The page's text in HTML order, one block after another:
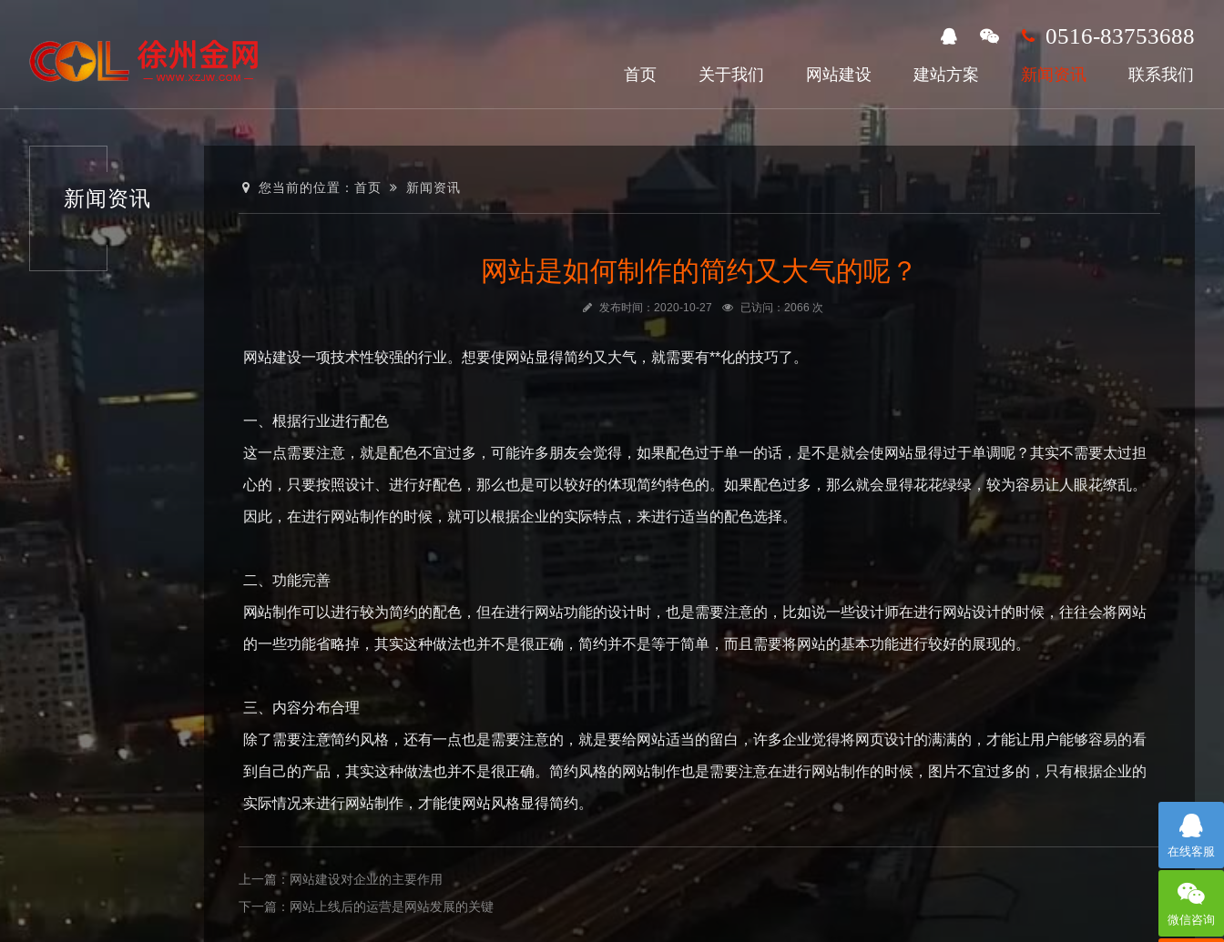
0516-83753688
首页 关于我们 网站建设 建站方案 新闻资讯 联系我们
新闻资讯 您当前的位置：首页 新闻资讯
网站是如何制作的简约又大气的呢？
发布时间：2020-10-27 已访问：2066 次
网站建设一项技术性较强的行业。想要使网站显得简约又大气，就需要有**化的技巧了。
一、根据行业进行配色
这一点需要注意，就是配色不宜过多，可能许多朋友会觉得，如果配色过于单一的话，是不是就会使网站显得过于单调呢？其实不需要太过担
心的，只要按照设计、进行好配色，那么也是可以较好的体现简约特色的。如果配色过多，那么就会显得花花绿绿，较为容易让人眼花缭乱。
因此，在进行网站制作的时候，就可以根据企业的实际特点，来进行适当的配色选择。
二、功能完善
网站制作可以进行较为简约的配色，但在进行网站功能的设计时，也是需要注意的，比如说一些设计师在进行网站设计的时候，往往会将网站
的一些功能省略掉，其实这种做法也并不是很正确，简约并不是等于简单，而且需要将网站的基本功能进行较好的展现的。
三、内容分布合理
除了需要注意简约风格，还有一点也是需要注意的，就是要给网站适当的留白，许多企业觉得将网页设计的满满的，才能让用户能够容易的看
到自己的产品，其实这种做法也并不是很正确。简约风格的网站制作也是需要注意在进行网站制作的时候，图片不宜过多的，只有根据企业的
实际情况来进行网站制作，才能使网站风格显得简约。
上一篇： 网站建设对企业的主要作用
下一篇： 网站上线后的运营是网站发展的关键
在线客服
微信咨询